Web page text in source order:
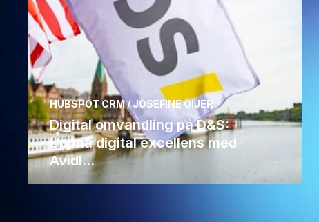
HUBSPOT CRM / JOSEFINE ÖIJER
Digital omvandling på D&S:
Uppnå digital excellens med
Avidl...